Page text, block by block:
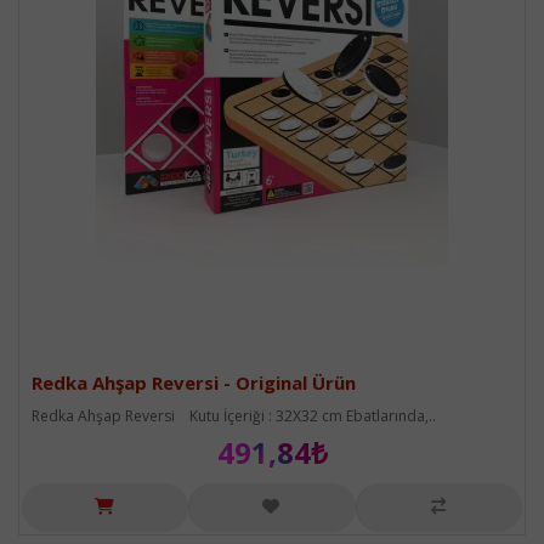
Redka Ahşap Reversi - Original Ürün
Redka Ahşap Reversi Kutu İçeriği : 32X32 cm Ebatlarında,..
491,84₺